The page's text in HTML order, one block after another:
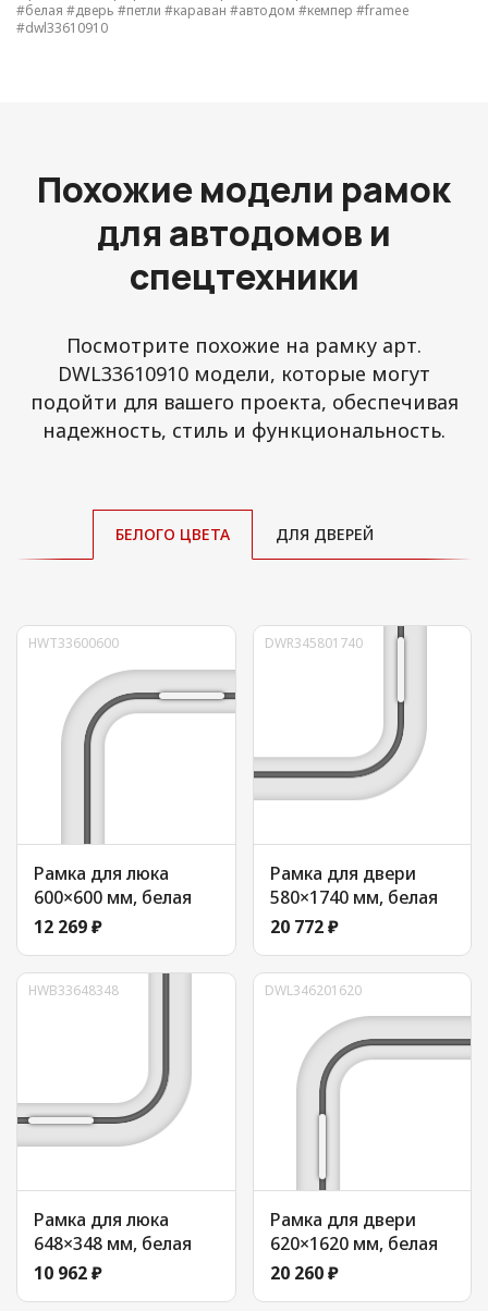
#белая #дверь #петли #караван #автодом #кемпер #framee
#dwl33610910
Похожие модели рамок
для автодомов и
спецтехники
Посмотрите похожие на рамку арт.
DWL33610910 модели, которые могут
подойти для вашего проекта, обеспечивая
надежность, стиль и функциональность.
БЕЛОГО ЦВЕТА ДЛЯ ДВЕРЕЙ
HWT33600600
Рамка для люка
600×600 мм, белая
12 269 ₽
DWR345801740
Рамка для двери
580×1740 мм, белая
20 772 ₽
HWB33648348
Рамка для люка
648×348 мм, белая
10 962 ₽
DWL346201620
Рамка для двери
620×1620 мм, белая
20 260 ₽